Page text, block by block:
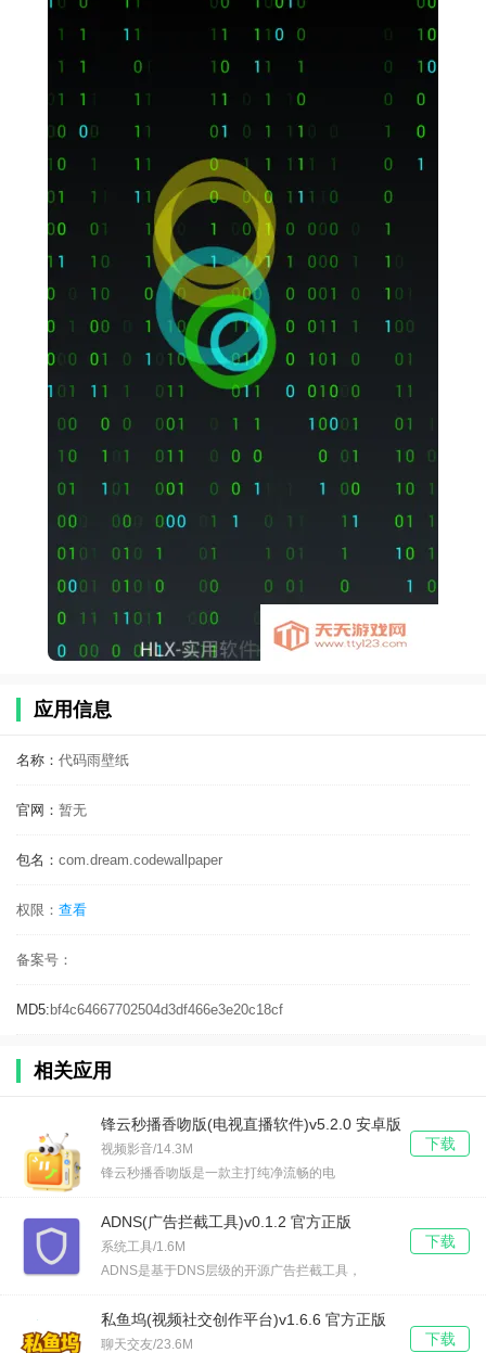
应用信息
名称： 代码雨壁纸
官网： 暂无
包名： com.dream.codewallpaper
权限： 查看
备案号：
MD5: bf4c64667702504d3df466e3e20c18cf
相关应用
锋云秒播香吻版(电视直播软件)v5.2.0 安卓版
视频影音/14.3M
锋云秒播香吻版是一款主打纯净流畅的电
下载
ADNS(广告拦截工具)v0.1.2 官方正版
系统工具/1.6M
ADNS是基于DNS层级的开源广告拦截工具，
下载
私鱼坞(视频社交创作平台)v1.6.6 官方正版
聊天交友/23.6M
下载